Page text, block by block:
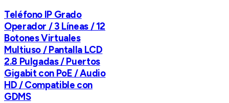
Teléfono IP Grado
Operador / 3 Líneas / 12
Botones Virtuales
Multiuso / Pantalla LCD
2.8 Pulgadas / Puertos
Gigabit con PoE / Audio
HD / Compatible con
GDMS